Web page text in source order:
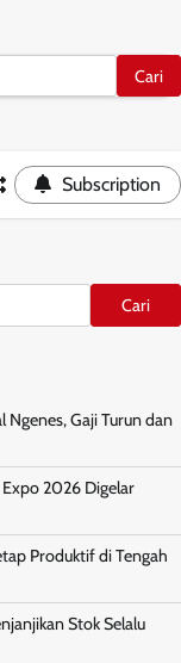
Subscription
Cari
Ngenes, Gaji Turun dan
2026 Digelar
Produktif di Tengah
Stok Selalu